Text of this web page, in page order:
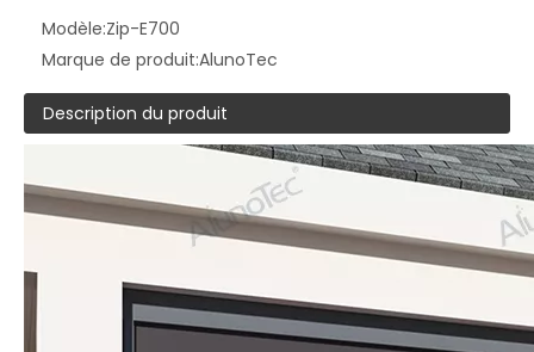
Modèle:Zip-E700
Marque de produit:AlunoTec
Description du produit